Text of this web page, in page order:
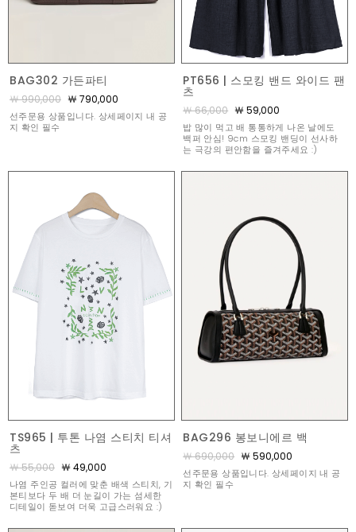
BAG302 가든파티
￦ 990,000 ￦ 790,000
선주문용 상품입니다. 상세페이지 내 공
지 확인 필수
PT656 | 스모킹 밴드 와이드 팬
츠
￦ 66,000 ￦ 59,000
밥 많이 먹고 배 통통하게 나온 날에도
백퍼 안심! 9cm 스모킹 밴딩이 선사하
는 극강의 편안함을 즐겨주세요 :)
TS965 | 투톤 나염 스티치 티셔
츠
￦ 55,000 ￦ 49,000
나염 주인공 컬러에 맞춘 배색 스티치, 기
본티보다 두 배 더 눈길이 가는 섬세한
디테일이 돋보여 더욱 고급스러워요 :)
BAG296 봉보니에르 백
￦ 690,000 ￦ 590,000
선주문용 상품입니다. 상세페이지 내 공
지 확인 필수